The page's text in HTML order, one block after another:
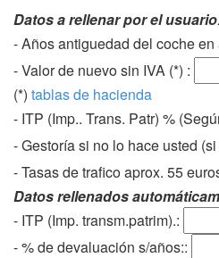
Datos a rellenar por el usuario
- Años antiguedad del coche
- Valor de nuevo sin IVA (*) :
(*) tablas de hacienda
- ITP (Imp.. Trans. Patr) %
- Gestoría si no lo hace usted
-Tasas de trafico aprox. 55
Datos rellenados
- ITP (Imp. transm.patrim).:
- % de devaluación s/años::